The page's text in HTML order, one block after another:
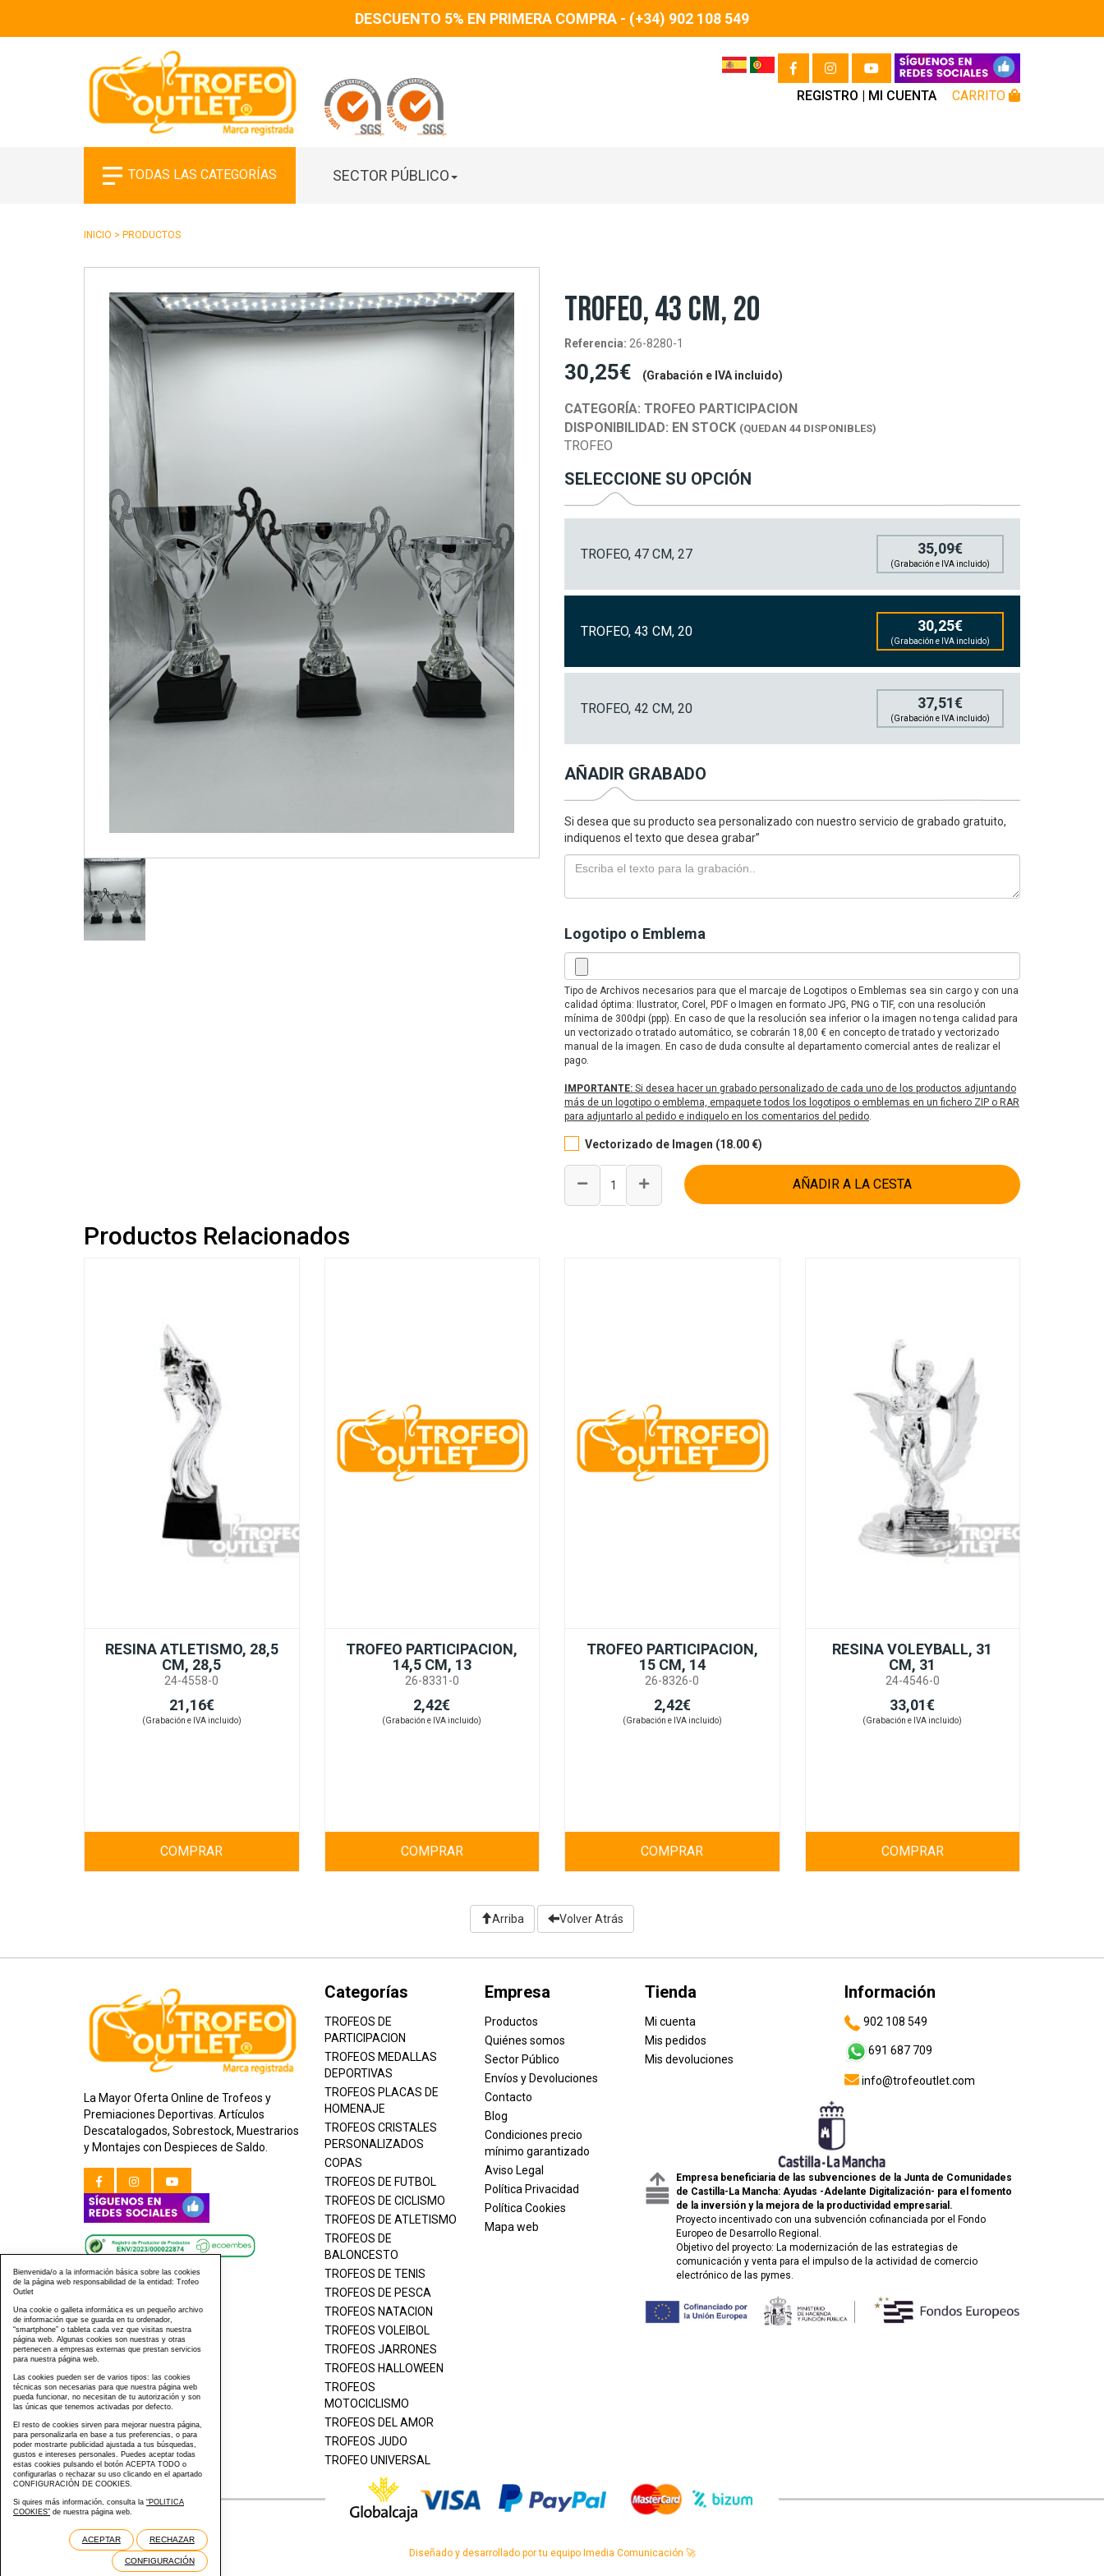
DESCUENTO 5% EN PRIMERA COMPRA - (+34) 902 108 549
REGISTRO | MI CUENTA CARRITO
TODAS LAS CATEGORÍAS SECTOR PÚBLICO
INICIO > PRODUCTOS
TROFEO, 43 CM, 20
Referencia: 26-8280-1
30,25€ (Grabación e IVA incluido)
CATEGORÍA: TROFEO PARTICIPACION
DISPONIBILIDAD: EN STOCK (QUEDAN 44 DISPONIBLES)
TROFEO
SELECCIONE SU OPCIÓN
TROFEO, 47 CM, 27 35,09€
(Grabación e IVA incluido)
TROFEO, 43 CM, 20 30,25€
(Grabación e IVA incluido)
TROFEO, 42 CM, 20 37,51€
(Grabación e IVA incluido)
AÑADIR GRABADO
Si desea que su producto sea personalizado con nuestro servicio de grabado gratuito,
indiquenos el texto que desea grabar”
Logotipo o Emblema
Tipo de Archivos necesarios para que el marcaje de Logotipos o Emblemas sea sin cargo y con una
calidad óptima: Ilustrator, Corel, PDF o Imagen en formato JPG, PNG o TIF, con una resolución
mínima de 300dpi (ppp). En caso de que la resolución sea inferior o la imagen no tenga calidad para
un vectorizado o tratado automático, se cobrarán 18,00 € en concepto de tratado y vectorizado
manual de la imagen. En caso de duda consulte al departamento comercial antes de realizar el
pago.
IMPORTANTE: Si desea hacer un grabado personalizado de cada uno de los productos adjuntando
más de un logotipo o emblema, empaquete todos los logotipos o emblemas en un fichero ZIP o RAR
para adjuntarlo al pedido e indiquelo en los comentarios del pedido.
Vectorizado de Imagen (18.00 €)
AÑADIR A LA CESTA
Productos Relacionados
RESINA ATLETISMO, 28,5
CM, 28,5
24-4558-0
21,16€
(Grabación e IVA incluido)
COMPRAR
TROFEO PARTICIPACION,
14,5 CM, 13
26-8331-0
2,42€
(Grabación e IVA incluido)
COMPRAR
TROFEO PARTICIPACION,
15 CM, 14
26-8326-0
2,42€
(Grabación e IVA incluido)
COMPRAR
RESINA VOLEYBALL, 31
CM, 31
24-4546-0
33,01€
(Grabación e IVA incluido)
COMPRAR
Arriba Volver Atrás
La Mayor Oferta Online de Trofeos y
Premiaciones Deportivas. Artículos
Descatalogados, Sobrestock, Muestrarios
y Montajes con Despieces de Saldo.
Categorías
TROFEOS DE
PARTICIPACION
TROFEOS MEDALLAS
DEPORTIVAS
TROFEOS PLACAS DE
HOMENAJE
TROFEOS CRISTALES
PERSONALIZADOS
COPAS
TROFEOS DE FUTBOL
TROFEOS DE CICLISMO
TROFEOS DE ATLETISMO
TROFEOS DE
BALONCESTO
TROFEOS DE TENIS
TROFEOS DE PESCA
TROFEOS NATACION
TROFEOS VOLEIBOL
TROFEOS JARRONES
TROFEOS HALLOWEEN
TROFEOS
MOTOCICLISMO
TROFEOS DEL AMOR
TROFEOS JUDO
TROFEO UNIVERSAL
Empresa
Productos
Quiénes somos
Sector Público
Envíos y Devoluciones
Contacto
Blog
Condiciones precio
mínimo garantizado
Aviso Legal
Política Privacidad
Política Cookies
Mapa web
Tienda
Mi cuenta
Mis pedidos
Mis devoluciones
Información
902 108 549
691 687 709
info@trofeoutlet.com
Empresa beneficiaria de las subvenciones de la Junta de Comunidades
de Castilla-La Mancha: Ayudas -Adelante Digitalización- para el fomento
de la inversión y la mejora de la productividad empresarial.
Proyecto incentivado con una subvención cofinanciada por el Fondo
Europeo de Desarrollo Regional.
Objetivo del proyecto: La modernización de las estrategias de
comunicación y venta para el impulso de la actividad de comercio
electrónico de las pymes.
Diseñado y desarrollado por tu equipo Imedia Comunicación 🚀
Bienvenida/o a la información básica sobre las cookies
de la página web responsabilidad de la entidad: Trofeo
Outlet
Una cookie o galleta informática es un pequeño archivo
de información que se guarda en tu ordenador,
“smartphone” o tableta cada vez que visitas nuestra
página web. Algunas cookies son nuestras y otras
pertenecen a empresas externas que prestan servicios
para nuestra página web.
Las cookies pueden ser de varios tipos: las cookies
técnicas son necesarias para que nuestra página web
pueda funcionar, no necesitan de tu autorización y son
las únicas que tenemos activadas por defecto.
El resto de cookies sirven para mejorar nuestra página,
para personalizarla en base a tus preferencias, o para
poder mostrarte publicidad ajustada a tus búsquedas,
gustos e intereses personales. Puedes aceptar todas
estas cookies pulsando el botón ACEPTA TODO o
configurarlas o rechazar su uso clicando en el apartado
CONFIGURACIÓN DE COOKIES.
Si quires más información, consulta la “POLITICA
COOKIES” de nuestra página web.
ACEPTAR RECHAZAR
CONFIGURACIÓN